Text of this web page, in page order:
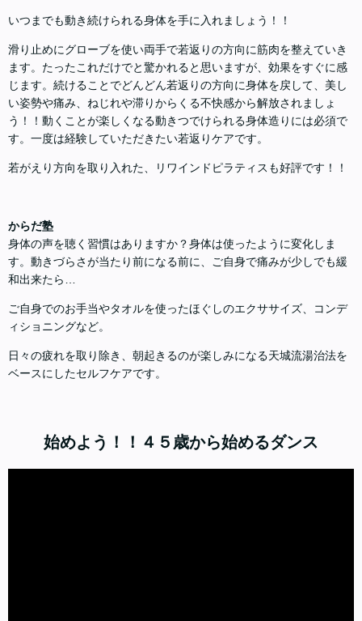
いつまでも動き続けられる身体を手に入れましょう！！
滑り止めにグローブを使い両手で若返りの方向に筋肉を整えていき
ます。たったこれだけでと驚かれると思いますが、効果をすぐに感
じます。続けることでどんどん若返りの方向に身体を戻して、美し
い姿勢や痛み、ねじれや滞りからくる不快感から解放されましょ
う！！動くことが楽しくなる動きつでけられる身体造りには必須で
す。一度は経験していただきたい若返りケアです。
若がえり方向を取り入れた、リワインドピラティスも好評です！！
からだ塾
身体の声を聴く習慣はありますか？身体は使ったように変化しま
す。動きづらさが当たり前になる前に、ご自身で痛みが少しでも緩
和出来たら…
ご自身でのお手当やタオルを使ったほぐしのエクササイズ、コンデ
ィショニングなど。
日々の疲れを取り除き、朝起きるのが楽しみになる天城流湯治法を
ベースにしたセルフケアです。
始めよう！！４５歳から始めるダンス